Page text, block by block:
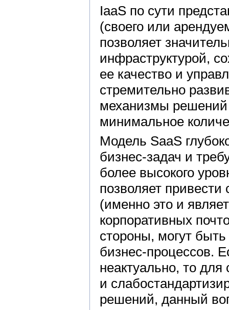
IaaS по сути
(своего или
позволяет
инфраструктурой,
ее качество и
стремительно
механизмы решений
минимальное
Модель SaaS
бизнес-задач и
более высокого
позволяет
(именно это и
корпоративных
стороны, могут
бизнес-процессов.
неактуально, то
и
решений, данный